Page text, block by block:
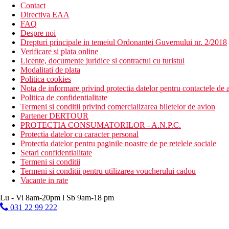
Contact
Directiva EAA
FAQ
Despre noi
Drepturi principale in temeiul Ordonantei Guvernului nr. 2/2018
Verificare si plata online
Licente, documente juridice si contractul cu turistul
Modalitati de plata
Politica cookies
Nota de informare privind protectia datelor pentru contactele de
Politica de confidentialitate
Termeni si conditii privind comercializarea biletelor de avion
Partener DERTOUR
PROTECTIA CONSUMATORILOR - A.N.P.C.
Protectia datelor cu caracter personal
Protectia datelor pentru paginile noastre de pe retelele sociale
Setari confidentialitate
Termeni si conditii
Termeni si conditii pentru utilizarea voucherului cadou
Vacante in rate
Lu - Vi 8am-20pm l Sb 9am-18 pm
031 22 99 222